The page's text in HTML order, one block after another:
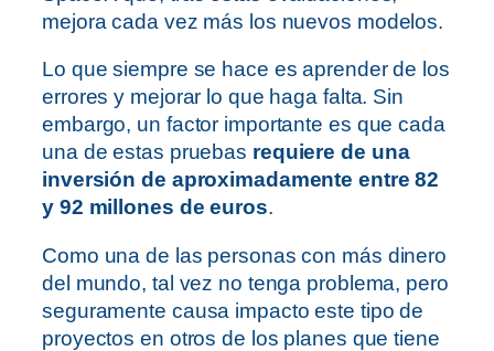
mejora cada vez más los nuevos modelos.
Lo que siempre se hace es aprender de los
errores y mejorar lo que haga falta. Sin
embargo, un factor importante es que cada
una de estas pruebas requiere de una
inversión de aproximadamente entre 82
y 92 millones de euros.
Como una de las personas con más dinero
del mundo, tal vez no tenga problema, pero
seguramente causa impacto este tipo de
proyectos en otros de los planes que tiene